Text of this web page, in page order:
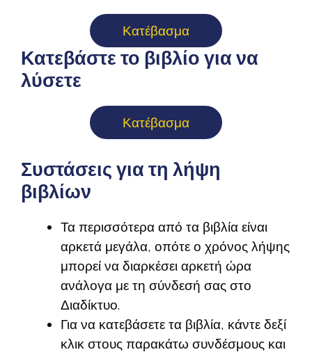
Κατέβασμα
Κατεβάστε το βιβλίο για να
λύσετε
Κατέβασμα
Συστάσεις για τη λήψη
βιβλίων
Τα περισσότερα από τα βιβλία είναι
αρκετά μεγάλα, οπότε ο χρόνος λήψης
μπορεί να διαρκέσει αρκετή ώρα
ανάλογα με τη σύνδεσή σας στο
Διαδίκτυο.
Για να κατεβάσετε τα βιβλία, κάντε δεξί
κλικ στους παρακάτω συνδέσμους και